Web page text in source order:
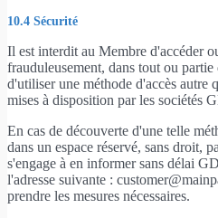
10.4 Sécurité
Il est interdit au Membre d'accéder
frauduleusement, dans tout ou
d'utiliser une méthode d'accès autre
mises à disposition par les sociétés
En cas de découverte d'une telle
dans un espace réservé, sans droit,
s'engage à en informer sans délai
l'adresse suivante :
prendre les mesures nécessaires.